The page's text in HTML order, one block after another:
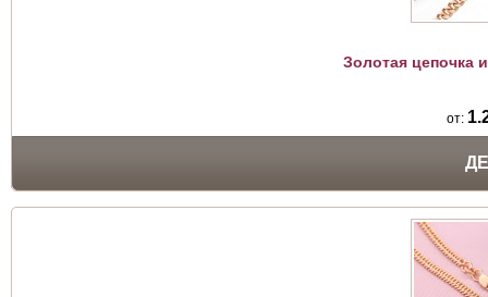
Золотая цепочка
от: